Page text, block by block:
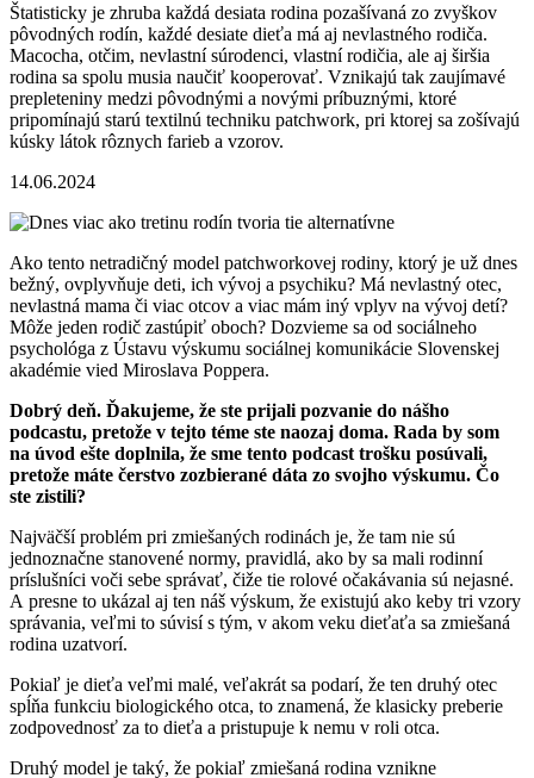
Štatisticky je zhruba každá desiata rodina pozašívaná zo zvyškov
pôvodných rodín, každé desiate dieťa má aj nevlastného rodiča.
Macocha, otčim, nevlastní súrodenci, vlastní rodičia, ale aj širšia
rodina sa spolu musia naučiť kooperovať. Vznikajú tak zaujímavé
prepleteniny medzi pôvodnými a novými príbuznými, ktoré
pripomínajú starú textilnú techniku patchwork, pri ktorej sa zošívajú
kúsky látok rôznych farieb a vzorov.
14.06.2024
Ako tento netradičný model patchworkovej rodiny, ktorý je už dnes
bežný, ovplyvňuje deti, ich vývoj a psychiku? Má nevlastný otec,
nevlastná mama či viac otcov a viac mám iný vplyv na vývoj detí?
Môže jeden rodič zastúpiť oboch? Dozvieme sa od sociálneho
psychológa z Ústavu výskumu sociálnej komunikácie Slovenskej
akadémie vied Miroslava Poppera.
Dobrý deň. Ďakujeme, že ste prijali pozvanie do nášho
podcastu, pretože v tejto téme ste naozaj doma. Rada by som
na úvod ešte doplnila, že sme tento podcast trošku posúvali,
pretože máte čerstvo zozbierané dáta zo svojho výskumu. Čo
ste zistili?
Najväčší problém pri zmiešaných rodinách je, že tam nie sú
jednoznačne stanovené normy, pravidlá, ako by sa mali rodinní
príslušníci voči sebe správať, čiže tie rolové očakávania sú nejasné.
A presne to ukázal aj ten náš výskum, že existujú ako keby tri vzory
správania, veľmi to súvisí s tým, v akom veku dieťaťa sa zmiešaná
rodina uzatvorí.
Pokiaľ je dieťa veľmi malé, veľakrát sa podarí, že ten druhý otec
spĺňa funkciu biologického otca, to znamená, že klasicky preberie
zodpovednosť za to dieťa a pristupuje k nemu v roli otca.
Druhý model je taký, že pokiaľ zmiešaná rodina vznikne